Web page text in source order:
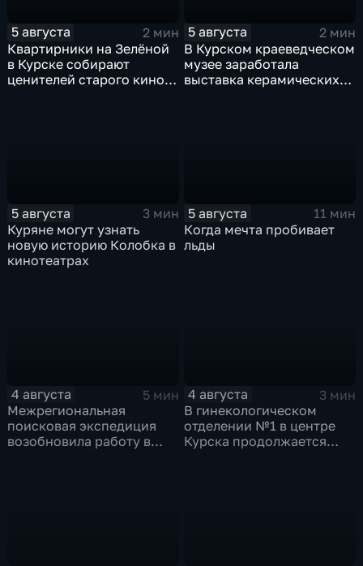
5 августа
2 мин
Квартирники на Зелёной
в Курске собирают
ценителей старого кино
5 августа
2 мин
В Курском краеведческом
музее заработала
выставка керамических
5 августа
3 мин
Куряне могут узнать
новую историю Колобка в
кинотеатрах
5 августа
11 мин
Когда мечта пробивает
льды
4 августа
5 мин
Межрегиональная
поисковая экспедиция
возобновила работу в
4 августа
3 мин
В гинекологическом
отделении №1 в центре
Курска продолжается